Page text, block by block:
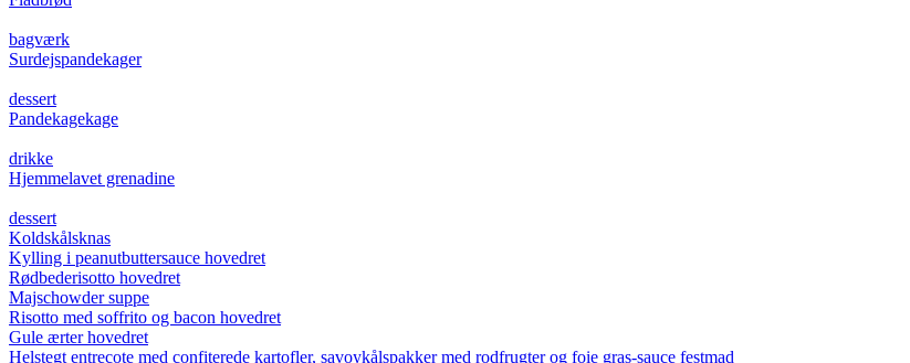
bagværk
Surdejspandekager
dessert
Pandekagekage
drikke
Hjemmelavet grenadine
dessert
Koldskålsknas
Kylling i peanutbuttersauce hovedret
Rødbederisotto hovedret
Majschowder suppe
Risotto med soffrito og bacon hovedret
Gule ærter hovedret
Helstegt entrecote med confiterede kartofler, savoykålspakker med rodfrugter og foie gras-sauce festmad